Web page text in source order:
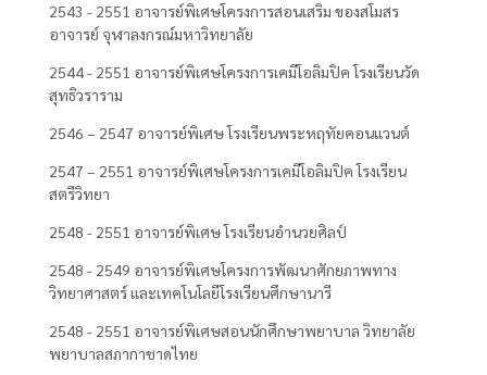
2543 - 2551 อาจารย์พิเศษโครงการสอนเสริม ของสโมสร
อาจารย์ จุฬาลงกรณ์มหาวิทยาลัย
2544 - 2551 อาจารย์พิเศษโครงการเคมีโอลิมปิค โรงเรียนวัด
สุทธิวราราม
2546 – 2547 อาจารย์พิเศษ โรงเรียนพระหฤทัยคอนแวนต์
2547 – 2551 อาจารย์พิเศษโครงการเคมีโอลิมปิค โรงเรียน
สตรีวิทยา
2548 - 2551 อาจารย์พิเศษ โรงเรียนอำนวยศิลป์
2548 - 2549 อาจารย์พิเศษโครงการพัฒนาศักยภาพทาง
วิทยาศาสตร์ และเทคโนโลยีโรงเรียนศึกษานารี
2548 - 2551 อาจารย์พิเศษสอนนักศึกษาพยาบาล วิทยาลัย
พยาบาลสภากาชาดไทย